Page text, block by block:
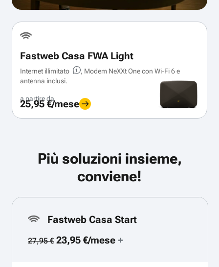
Fastweb Casa FWA Light
Internet illimitato
, Modem NeXXt One con Wi‑Fi 6 e
antenna inclusi.
a partire da
25,95 €/mese
Più soluzioni insieme,
conviene!
Fastweb Casa Start
27,95 €23,95 €/mese+